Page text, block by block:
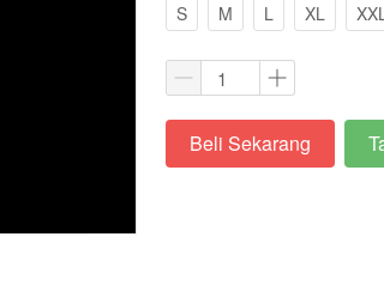
S
M L XL
`Beli Sekarang `